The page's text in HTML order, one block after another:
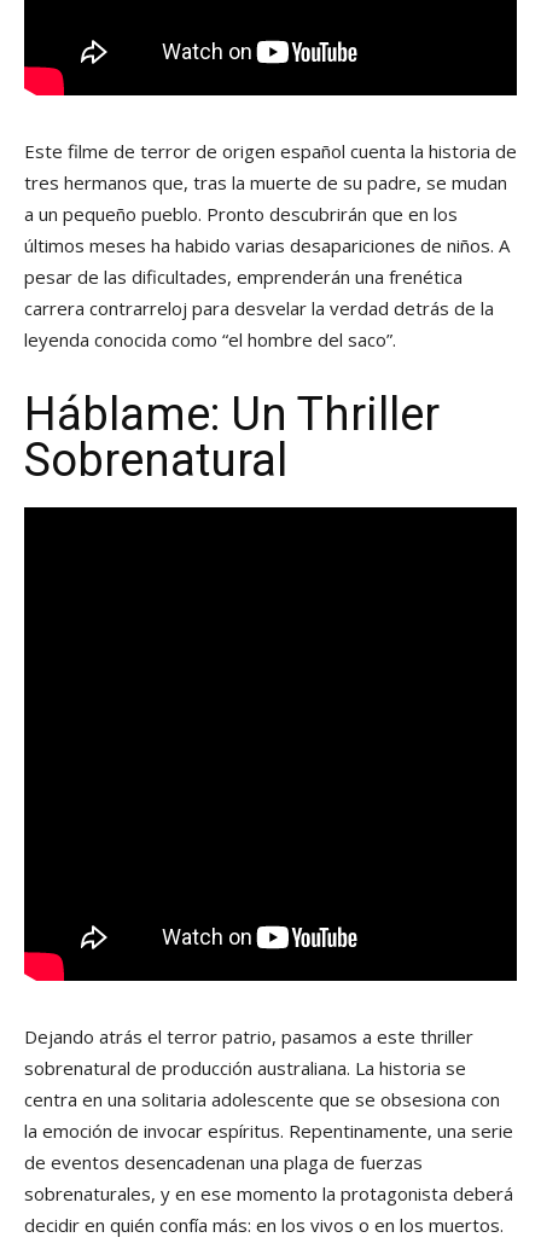
Este filme de terror de origen español cuenta la historia de
tres hermanos que, tras la muerte de su padre, se mudan
a un pequeño pueblo. Pronto descubrirán que en los
últimos meses ha habido varias desapariciones de niños. A
pesar de las dificultades, emprenderán una frenética
carrera contrarreloj para desvelar la verdad detrás de la
leyenda conocida como “el hombre del saco”.
Háblame: Un Thriller
Sobrenatural
Dejando atrás el terror patrio, pasamos a este thriller
sobrenatural de producción australiana. La historia se
centra en una solitaria adolescente que se obsesiona con
la emoción de invocar espíritus. Repentinamente, una serie
de eventos desencadenan una plaga de fuerzas
sobrenaturales, y en ese momento la protagonista deberá
decidir en quién confía más: en los vivos o en los muertos.